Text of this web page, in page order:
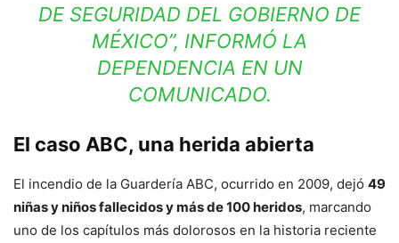
DE SEGURIDAD DEL GOBIERNO DE
MÉXICO”, INFORMÓ LA
DEPENDENCIA EN UN
COMUNICADO.
El caso ABC, una herida abierta
El incendio de la Guardería ABC, ocurrido en 2009, dejó 49
niñas y niños fallecidos y más de 100 heridos, marcando
uno de los capítulos más dolorosos en la historia reciente